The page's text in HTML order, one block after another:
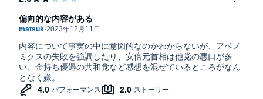
くと長いけど苦になりません。気になる章だけきくのもアリ
です。おすすめです。
内容について事実の中に意図的なのかわからないが、アベノ
ミクスの失敗を強調したり、安倍元首相は他党の悪口が多
い、金持ち優遇の共和党など感想を混ぜているところがなん
となく嫌。
偏向的な内容がある